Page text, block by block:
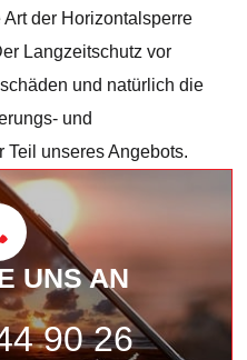
der Horizontalsperre
Langzeitschutz vor
und natürlich die
und
Teil unseres Angebots.
UNS AN
90 26